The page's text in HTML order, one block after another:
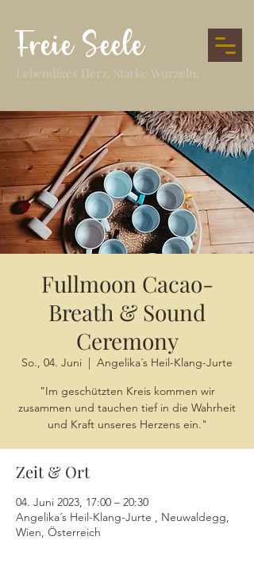
Freie Seele
Lebendiges Herz. Starke Wurzeln.
Fullmoon Cacao-
Breath & Sound
Ceremony
So., 04. Juni
  |
Angelika´s Heil-Klang-Jurte
"Im geschützten Kreis kommen wir
zusammen und tauchen tief in die Wahrheit
und Kraft unseres Herzens ein."
Zeit & Ort
04. Juni 2023, 17:00 – 20:30
Angelika´s Heil-Klang-Jurte , Neuwaldegg,
Wien, Österreich